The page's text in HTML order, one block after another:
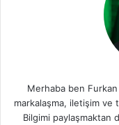
Merhaba ben Furkan
markalaşma, iletişim ve
Bilgimi paylaşmaktan